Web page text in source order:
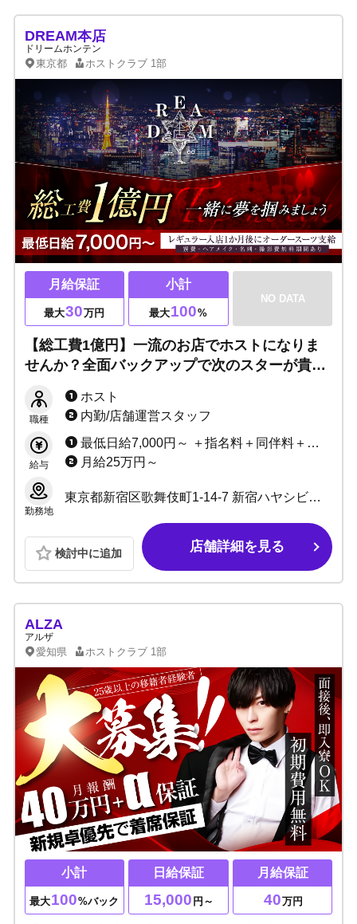
DREAM本店
ドリームホンテン
東京都 ホストクラブ 1部
月給保証
最大30万円
小計
最大100%
NO DATA
【総工費1億円】一流のお店でホストになりま
せんか？全面バックアップで次のスターが貴方
備！必要な待遇はすべて揃っています。
職種
ホスト
内勤/店舗運営スタッフ
給与
最低日給7,000円～ ＋指名料＋同伴料＋売上バック＋各種バック
月給25万円～
勤務地
東京都新宿区歌舞伎町1-14-7 新宿ハヤシビル7階
検討中に追加 店舗詳細を見る
ALZA
アルザ
愛知県 ホストクラブ 1部
小計
最大100%バック
日給保証
15,000 円～
月給保証
40万円